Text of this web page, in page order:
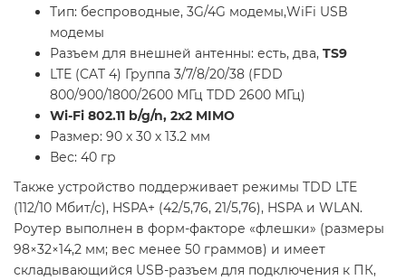
Тип: беспроводные, 3G/4G модемы,WiFi USB
модемы
Разъем для внешней антенны: есть, два, TS9
LTE (CAT 4) Группа 3/7/8/20/38 (FDD
800/900/1800/2600 МГц TDD 2600 МГц)
Wi-Fi 802.11 b/g/n, 2х2 MIMO
Размер: 90 х 30 х 13.2 мм
Вес: 40 гр
Также устройство поддерживает режимы TDD LTE
(112/10 Мбит/с), HSPA+ (42/5,76, 21/5,76), HSPA и WLAN.
Роутер выполнен в форм-факторе «флешки» (размеры
98×32×14,2 мм; вес менее 50 граммов) и имеет
складывающийся USB-разъем для подключения к ПК,